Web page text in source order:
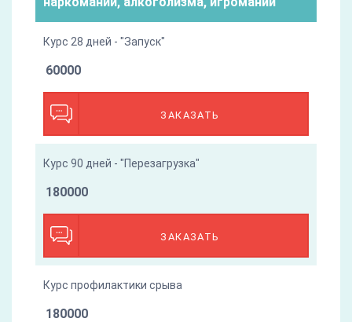
Курс 28 дней - "Запуск"
ЗАКАЗАТЬ
60000
Курс 90 дней - "Перезагрузка"
ЗАКАЗАТЬ
180000
Курс профилактики срыва
180000